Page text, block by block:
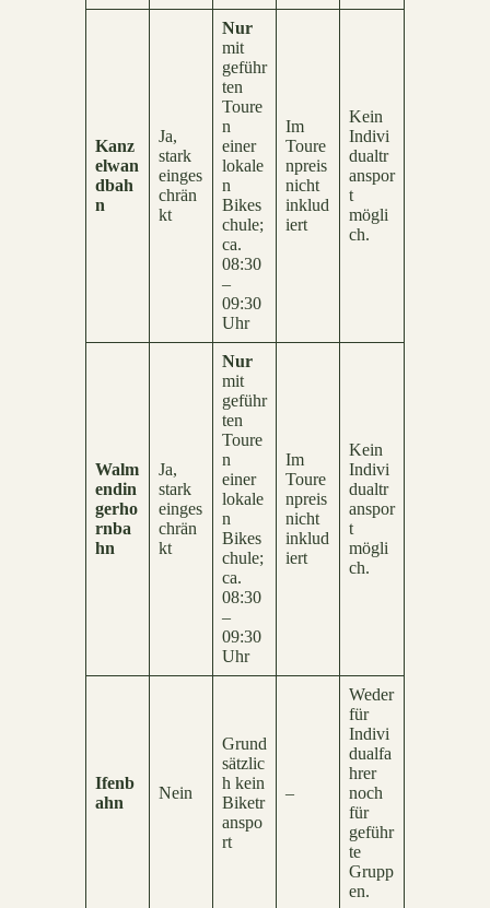
Kanz
elwan
dbah
n
Ja,
stark
einges
chrän
kt
Nur
mit
geführ
ten
Toure
n
einer
lokale
n
Bikes
chule;
ca.
08:30
–
09:30
Uhr
Im
Toure
npreis
nicht
inklud
iert
Kein
Indivi
dualtr
anspor
t
mögli
ch.
Walm
endin
gerho
rnba
hn
Ja,
stark
einges
chrän
kt
Nur
mit
geführ
ten
Toure
n
einer
lokale
n
Bikes
chule;
ca.
08:30
–
09:30
Uhr
Im
Toure
npreis
nicht
inklud
iert
Kein
Indivi
dualtr
anspor
t
mögli
ch.
Ifenb
ahn
Nein
Grund
sätzlic
h kein
Biketr
anspo
rt
–
Weder
für
Indivi
dualfa
hrer
noch
für
geführ
te
Grupp
en.